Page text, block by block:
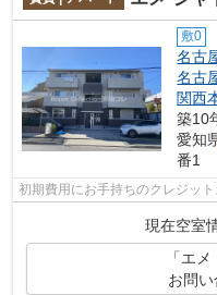
敷0
名古
名古
関西
築10
愛知
番1
初期費用にお手持ちのクレジッ
現在空室
「エ
お問